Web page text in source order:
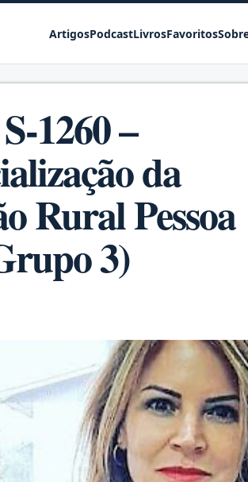
ArtigosPodcastLivrosFavoritos
1260 –
da
Rural Pessoa
3)